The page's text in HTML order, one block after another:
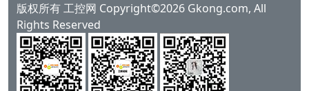
版权所有 工控网 Copyright©2026 Gkong.com, All
Rights Reserved